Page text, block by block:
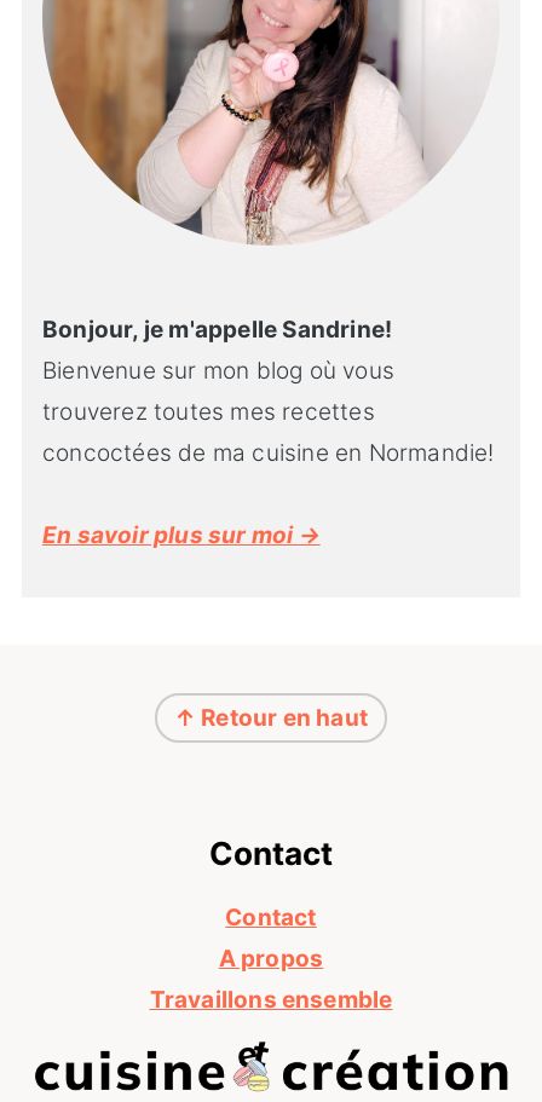
Bonjour, je m'appelle Sandrine!
Bienvenue sur mon blog où vous
trouverez toutes mes recettes
concoctées de ma cuisine en Normandie!
En savoir plus sur moi →
↑ Retour en haut
Contact
Contact
A propos
Travaillons ensemble